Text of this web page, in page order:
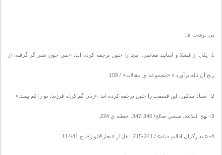
پي نوشت ها:
1- يکي از فضلا و اساتيد معاصر، اينجا را چنين ترجمه کرده اند: «پس چون شتر گر گرفته، از
رنج آن ناله برآورد.» «مجموعه ي مقالات» / 109 .
2- استاد مذکور، اين قسمت را چنين ترجمه کرده اند: «زنان گم کرده فرزند، تو را کم بينند.»
3- نهج البلاغه، صبحي صالح/ 346-347، خطبه ي 224.
4- «بيدارگران اقاليم قبله» / 241-215. نقل از «بحارالانوار»، ج 114/41.